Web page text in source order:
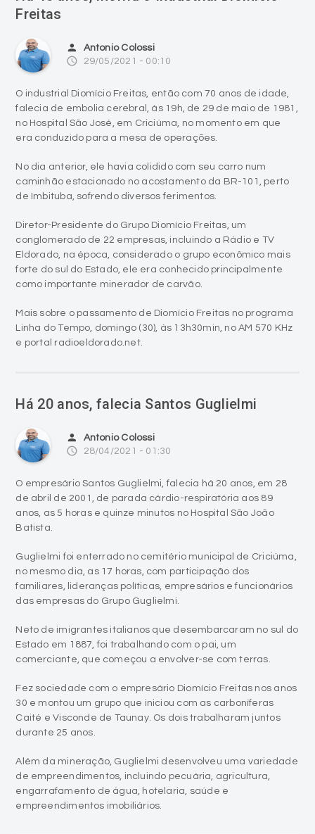
person Antonio Colossi
O industrial Diomício Freitas, então com 70 anos de idade,
falecia de embolia cerebral, às 19h, de 29 de maio de 1981,
era conduzido para a mesa de operações.
No dia anterior, ele havia colidido com seu carro num
caminhão estacionado no acostamento da BR-101, perto
Diretor-Presidente do Grupo Diomício Freitas, um
conglomerado de 22 empresas, incluindo a Rádio e TV
forte do sul do Estado, ele era conhecido principalmente
como importante minerador de carvão.
Mais sobre o passamento de Diomício Freitas no programa
Linha do Tempo, domingo (30), às 13h30min, no AM 570 KHz
access_time 28/04/2021 - 01:30
O empresário Santos Guglielmi, falecia há 20 anos, em 28
de abril de 2001, de parada cárdio-respiratória aos 89
Batista.
Guglielmi foi enterrado no cemitério municipal de Criciúma,
no mesmo dia, as 17 horas, com participação dos
das empresas do Grupo Guglielmi.
Neto de imigrantes italianos que desembarcaram no sul do
Estado em 1887, foi trabalhando com o pai, um
Fez sociedade com o empresário Diomício Freitas nos anos
30 e montou um grupo que iniciou com as carboníferas
durante 25 anos.
Além da mineração, Guglielmi desenvolveu uma variedade
de empreendimentos, incluindo pecuária, agricultura,
empreendimentos imobiliários.